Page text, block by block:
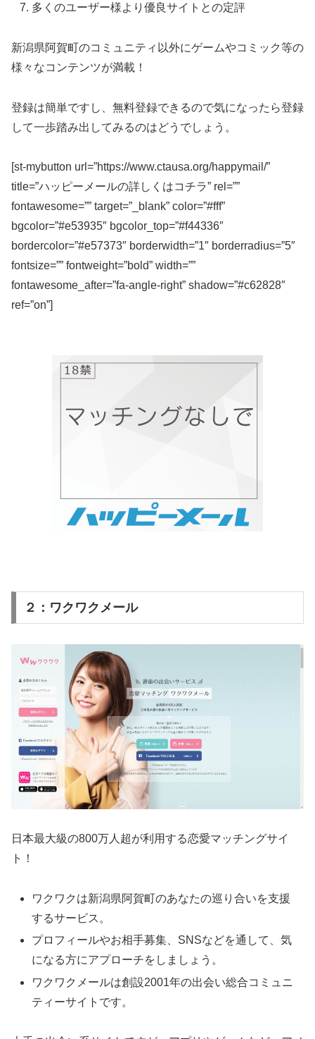
多くのユーザー様より優良サイトとの定評
新潟県阿賀町のコミュニティ以外にゲームやコミック等の
様々なコンテンツが満載！
登録は簡単ですし、無料登録できるので気になったら登録
して一歩踏み出してみるのはどうでしょう。
[st-mybutton url=”https://www.ctausa.org/happymail/”
title=”ハッピーメールの詳しくはコチラ” rel=””
fontawesome=”” target=”_blank” color=”#fff”
bgcolor=”#e53935″ bgcolor_top=”#f44336″
bordercolor=”#e57373″ borderwidth=”1″ borderradius=”5″
fontsize=”” fontweight=”bold” width=””
fontawesome_after=”fa-angle-right” shadow=”#c62828″
ref=”on”]
２：ワクワクメール
日本最大級の800万人超が利用する恋愛マッチングサイ
ト！
ワクワクは新潟県阿賀町のあなたの巡り合いを支援
するサービス。
プロフィールやお相手募集、SNSなどを通して、気
になる方にアプローチをしましょう。
ワクワクメールは創設2001年の出会い総合コミュニ
ティーサイトです。